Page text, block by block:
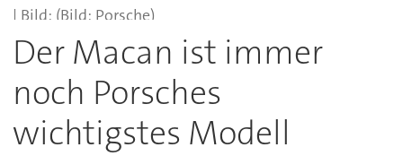
(Bild: Porsche)
Der Macan ist immer
noch Porsches
wichtigstes Modell